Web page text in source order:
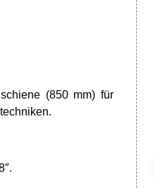
(850 mm) für